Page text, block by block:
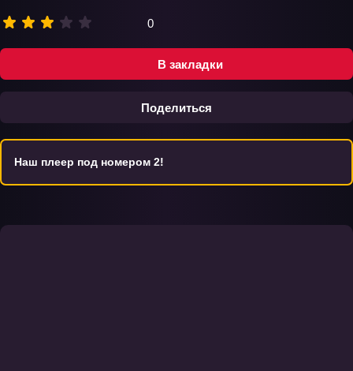
В закладки
Поделиться
0
Наш плеер под номером 2!